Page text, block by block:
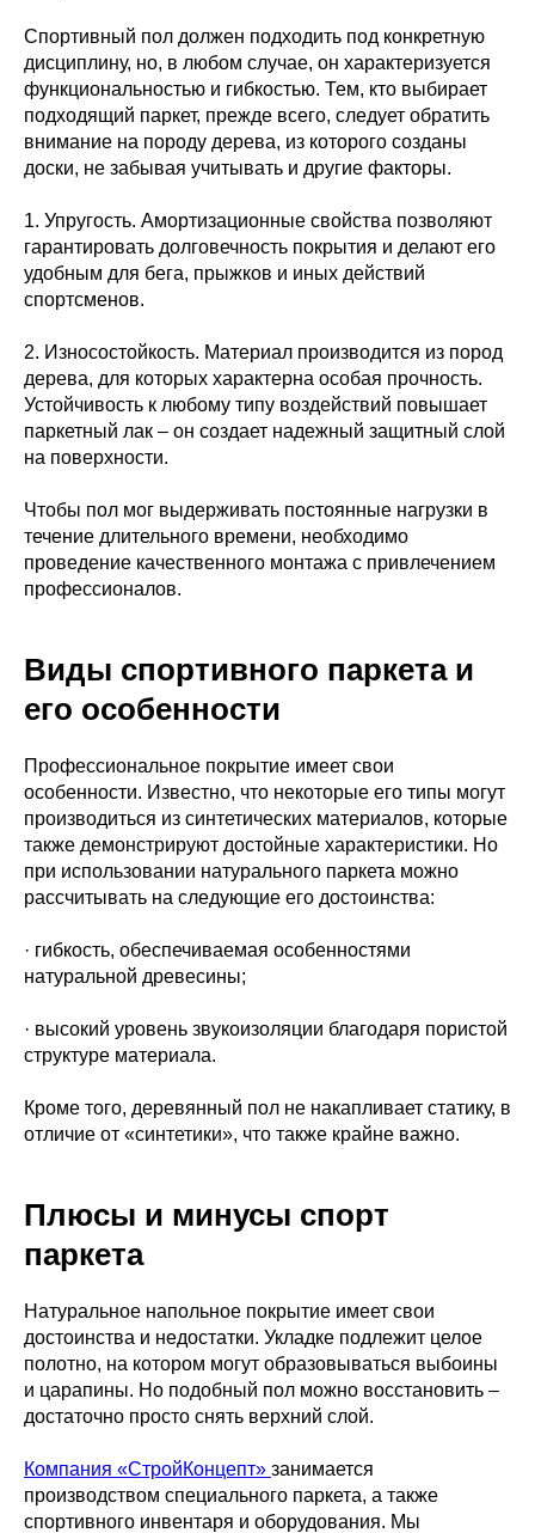
Спортивный пол должен подходить под конкретную
дисциплину, но, в любом случае, он характеризуется
функциональностью и гибкостью. Тем, кто выбирает
подходящий паркет, прежде всего, следует обратить
внимание на породу дерева, из которого созданы
доски, не забывая учитывать и другие факторы.
1. Упругость. Амортизационные свойства позволяют
гарантировать долговечность покрытия и делают его
удобным для бега, прыжков и иных действий
спортсменов.
2. Износостойкость. Материал производится из пород
дерева, для которых характерна особая прочность.
Устойчивость к любому типу воздействий повышает
паркетный лак – он создает надежный защитный слой
на поверхности.
Чтобы пол мог выдерживать постоянные нагрузки в
течение длительного времени, необходимо
проведение качественного монтажа с привлечением
профессионалов.
Виды спортивного паркета и
его особенности
Профессиональное покрытие имеет свои
особенности. Известно, что некоторые его типы могут
производиться из синтетических материалов, которые
также демонстрируют достойные характеристики. Но
при использовании натурального паркета можно
рассчитывать на следующие его достоинства:
· гибкость, обеспечиваемая особенностями
натуральной древесины;
· высокий уровень звукоизоляции благодаря пористой
структуре материала.
Кроме того, деревянный пол не накапливает статику, в
отличие от «синтетики», что также крайне важно.
Плюсы и минусы спорт
паркета
Натуральное напольное покрытие имеет свои
достоинства и недостатки. Укладке подлежит целое
полотно, на котором могут образовываться выбоины
и царапины. Но подобный пол можно восстановить –
достаточно просто снять верхний слой.
Компания «СтройКонцепт» занимается
производством специального паркета, а также
спортивного инвентаря и оборудования. Мы